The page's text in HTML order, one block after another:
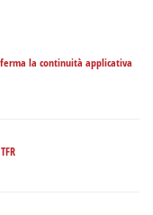
la continuità applicativa